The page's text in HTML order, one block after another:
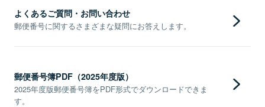
よくあるご質問・お問い合わせ
郵便番号に関するさまざまな疑問にお答えします。
郵便番号簿PDF（2025年度版）
2025年度版郵便番号簿をPDF形式でダウンロードできま
す。